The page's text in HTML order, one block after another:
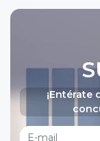
¡Entérate